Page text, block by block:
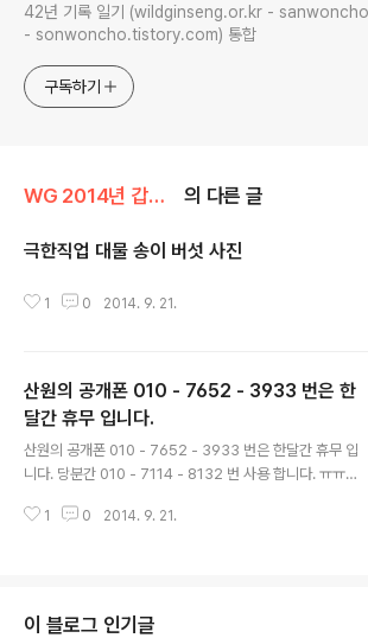
42년 기록 일기 (wildginseng.or.kr - sanwoncho.or.kr
- sonwoncho.tistory.com) 통합
구독하기
WG 2014년 갑오년 기록 의 다른 글
극한직업 대물 송이 버섯 사진
1 0 2014. 9. 21.
산원의 공개폰 010 - 7652 - 3933 번은 한
달간 휴무 입니다.
산원의 공개폰 010 - 7652 - 3933 번은 한달간 휴무 입
니다. 당분간 010 - 7114 - 8132 번 사용 합니다. ㅠㅠㅠ
1 0 2014. 9. 21.
이 블로그 인기글